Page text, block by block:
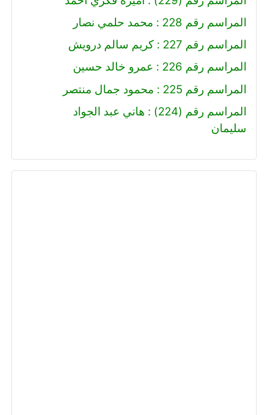
المراسم رقم 228 : محمد حلمي نصار
المراسم رقم 227 : كريم سالم درويش
المراسم رقم 226 : عمرو خالد حسين
المراسم رقم 225 : محمود جمال منتصر
المراسم رقم (224) : هاني عبد الجواد
سليمان